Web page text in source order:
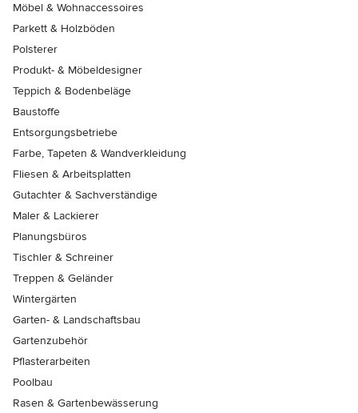
Möbel & Wohnaccessoires
Parkett & Holzböden
Polsterer
Produkt- & Möbeldesigner
Teppich & Bodenbeläge
Baustoffe
Entsorgungsbetriebe
Farbe, Tapeten & Wandverkleidung
Fliesen & Arbeitsplatten
Gutachter & Sachverständige
Maler & Lackierer
Planungsbüros
Tischler & Schreiner
Treppen & Geländer
Wintergärten
Garten- & Landschaftsbau
Gartenzubehör
Pflasterarbeiten
Poolbau
Rasen & Gartenbewässerung